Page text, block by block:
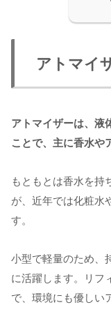
アトマイ
アトマイザーは、液
ことで、主に香水や
もともとは香水を持
が、近年では化粧水
す。
小型で軽量のため、
に活躍します。リフ
で、環境にも優しい